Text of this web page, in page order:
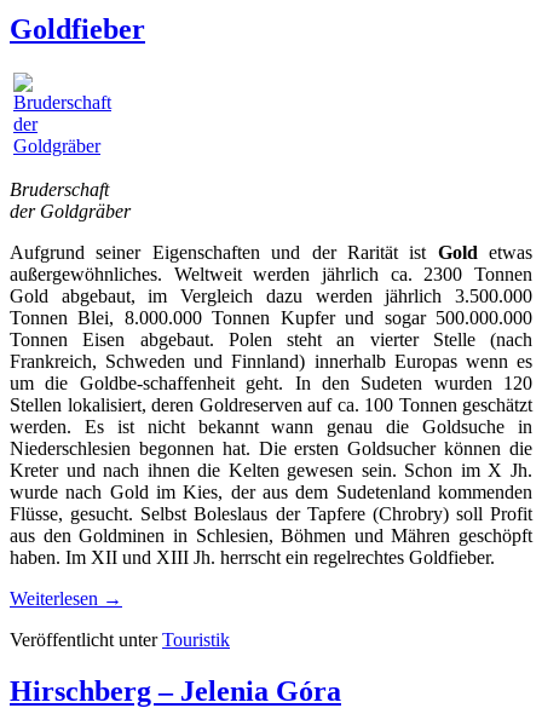
Goldfieber
Bruderschaft
der Goldgräber
Aufgrund seiner Eigenschaften und der Rarität ist Gold etwas
außergewöhnliches. Weltweit werden jährlich ca. 2300 Tonnen
Gold abgebaut, im Vergleich dazu werden jährlich 3.500.000
Tonnen Blei, 8.000.000 Tonnen Kupfer und sogar 500.000.000
Tonnen Eisen abgebaut. Polen steht an vierter Stelle (nach
Frankreich, Schweden und Finnland) innerhalb Europas wenn es
um die Goldbe-schaffenheit geht. In den Sudeten wurden 120
Stellen lokalisiert, deren Goldreserven auf ca. 100 Tonnen geschätzt
werden. Es ist nicht bekannt wann genau die Goldsuche in
Niederschlesien begonnen hat. Die ersten Goldsucher können die
Kreter und nach ihnen die Kelten gewesen sein. Schon im X Jh.
wurde nach Gold im Kies, der aus dem Sudetenland kommenden
Flüsse, gesucht. Selbst Boleslaus der Tapfere (Chrobry) soll Profit
aus den Goldminen in Schlesien, Böhmen und Mähren geschöpft
haben. Im XII und XIII Jh. herrscht ein regelrechtes Goldfieber.
Weiterlesen →
Veröffentlicht unter Touristik
Hirschberg – Jelenia Góra